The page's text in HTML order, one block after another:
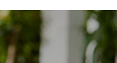
PRACA W